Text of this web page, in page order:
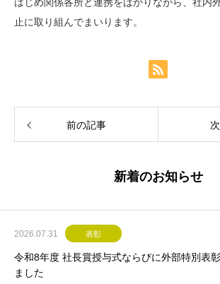
止に取り組んでまいります。
前の記事
新着のお知らせ
2026.07.31 表彰
令和8年度 社長賞授与式ならびに外部特別表
ました